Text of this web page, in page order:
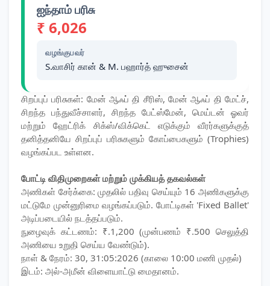
ஐந்தாம் பரிசு
₹ 6,026
வழங்குபவர்
S.வாசிர் கான் & M. பஹார்த் ஹுசைன்
​சிறப்புப் பரிசுகள்: மேன் ஆஃப் தி சீரிஸ், மேன் ஆஃப் தி மேட்ச்,
சிறந்த பந்துவீச்சாளர், சிறந்த பேட்ஸ்மேன், மெய்டன் ஓவர்
மற்றும் ஹேட்ரிக் சிக்ஸ்/விக்கெட் எடுக்கும் வீரர்களுக்குத்
தனித்தனியே சிறப்புப் பரிசுகளும் கோப்பைகளும் (Trophies)
வழங்கப்பட உள்ளன.
​போட்டி விதிமுறைகள் மற்றும் முக்கியத் தகவல்கள்
​அணிகள் சேர்க்கை: முதலில் பதிவு செய்யும் 16 அணிகளுக்கு
மட்டுமே முன்னுரிமை வழங்கப்படும். போட்டிகள் 'Fixed Ballet'
அடிப்படையில் நடத்தப்படும்.
​நுழைவுக் கட்டணம்: ₹.1,200 (முன்பணம் ₹.500 செலுத்தி
அணியை உறுதி செய்ய வேண்டும்).
​நாள் & நேரம்: 30, 31:05:2026 (காலை 10:00 மணி முதல்)
இடம்: அல்-அமீன் விளையாட்டு மைதானம்.